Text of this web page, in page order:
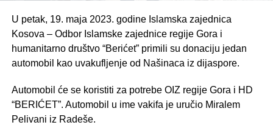
U petak, 19. maja 2023. godine Islamska zajednica
Kosova – Odbor Islamske zajednice regije Gora i
humanitarno društvo “Berićet” primili su donaciju jedan
automobil kao uvakufljenje od Našinaca iz dijaspore.
Automobil će se koristiti za potrebe OIZ regije Gora i HD
“BERIĆET”. Automobil u ime vakifa je uručio Miralem
Pelivani iz Radeše.